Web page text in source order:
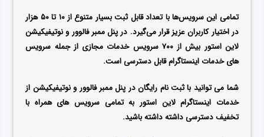
تمامی این سرویس‌ها با تعداد قابل ثبت بسیار متنوع از ۱۰ تا ۵۰ هزار
در اختیار کاربران عزیز قرار می‌گیرد. در پنل ممبر فالوور و نوتیفیکیشن
لاین استور بیش از ۷۰۰ سرویس خدمات مجازی از جمله سرویس
های خدمات اینستاگرام قابل دسترسی است.
شما می توانید با ثبت نام رایگان در پنل ممبر فالوور و نوتیفیکیشن از
خدمات اینستاگرام لاین استور به تمامی سرویس های همراه با
تخفیف دسترسی داشته داشته باشید.